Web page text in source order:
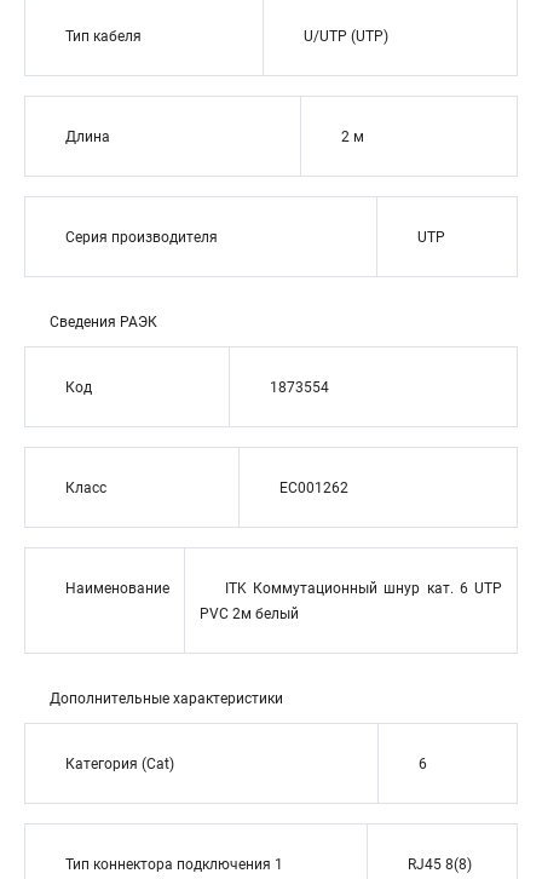
Тип кабеля U/UTP (UTP)
Длина 2 м
Серия производителя UTP
Сведения РАЭК
Код 1873554
Класс EC001262
Наименование
ITK Коммутационный шнур кат. 6 UTP
PVC 2м белый
Дополнительные характеристики
Категория (Cat) 6
Тип коннектора подключения 1 RJ45 8(8)